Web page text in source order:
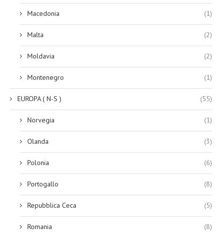
Macedonia (1)
Malta (2)
Moldavia (2)
Montenegro (1)
EUROPA ( N-S ) (55)
Norvegia (1)
Olanda (3)
Polonia (6)
Portogallo (8)
Repubblica Ceca (5)
Romania (8)